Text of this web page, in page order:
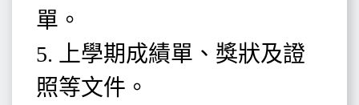
單。
5. 上學期成績單、獎狀及證
照等文件。